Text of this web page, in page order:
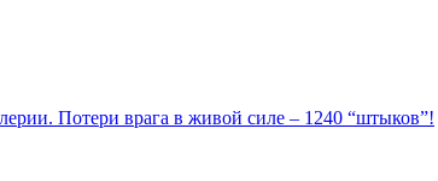
Потери врага в живой силе – 1240 “штыков”!